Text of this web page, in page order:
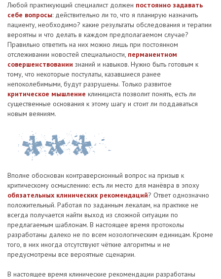
Любой практикующий специалист должен постоянно задавать
себе вопросы: действительно ли то, что я планирую назначить
пациенту, необходимо? какие результаты обследования и терапии
вероятны и что делать в каждом предполагаемом случае?
Правильно ответить на них можно лишь при постоянном
отслеживании новостей специальности, перманентном
совершенствовании знаний и навыков. Нужно быть готовым к
тому, что некоторые постулаты, казавшиеся ранее
непоколебимыми, будут разрушены. Только развитое
критическое мышление клинициста позволит понять, есть ли
существенные основания к этому шагу и стоит ли поддаваться
новым веяниям.
Вполне обоснован контраверсионный вопрос на призыв к
критическому осмыслению: есть ли место для манёвра в эпоху
обязательных клинических рекомендаций? Ответ однозначно
положительный. Работая по заданным лекалам, на практике не
всегда получается найти выход из сложной ситуации по
предлагаемым шаблонам. В настоящее время протоколы
разработаны далеко не по всем нозологическим единицам. Кроме
того, в них иногда отсутствуют чёткие алгоритмы и не
предусмотрены все вероятные сценарии.
В настоящее время клинические рекомендации разработаны